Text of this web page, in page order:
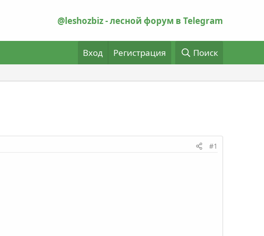
@leshozbiz - лесной форум в Telegram
Вход Регистрация Поиск
#1